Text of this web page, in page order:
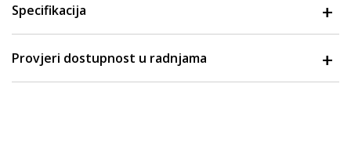
Specifikacija
Provjeri dostupnost u radnjama